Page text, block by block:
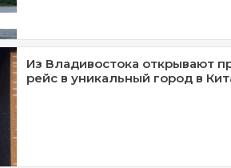
Из Владивостока открывают
рейс в уникальный город в